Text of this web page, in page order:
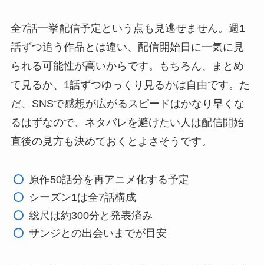
全7話一挙配信予定という点も見逃せません。週1
話ずつ追う作品とは違い、配信開始日に一気に見
られる可能性が高いからです。もちろん、まとめ
て見るか、1話ずつゆっくり見るかは自由です。た
だ、SNSで感想が広がるスピードはかなり早くな
るはずなので、ネタバレを避けたい人は配信開始
直後の見方も決めておくとよさそうです。
原作50話分を再アニメ化する予定
シーズン1は全7話構成
総尺は約300分と発表済み
サンジとの出会いまでが目安